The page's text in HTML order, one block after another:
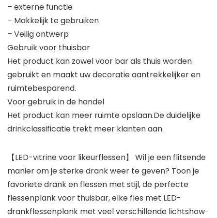
– externe functie
– Makkelijk te gebruiken
– Veilig ontwerp
Gebruik voor thuisbar
Het product kan zowel voor bar als thuis worden
gebruikt en maakt uw decoratie aantrekkelijker en
ruimtebesparend.
Voor gebruik in de handel
Het product kan meer ruimte opslaan.De duidelijke
drinkclassificatie trekt meer klanten aan.
【LED-vitrine voor likeurflessen】 Wil je een flitsende
manier om je sterke drank weer te geven? Toon je
favoriete drank en flessen met stijl, de perfecte
flessenplank voor thuisbar, elke fles met LED-
drankflessenplank met veel verschillende lichtshow-